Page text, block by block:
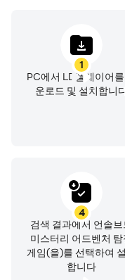
자, 이제 경이로운 황
핵심 특징
세련되게 만들어진 그
1
PC에서 LD플레이어
운로드 및 설치합니
4
검색 결과에서 언솔브
미스터리 어드벤처 탐
게임(을)를 선택하여
합니다